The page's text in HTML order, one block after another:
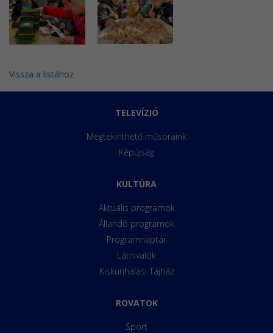
Vissza a listához
TELEVÍZIÓ
Megtekinthető műsoraink
Képújság
KULTÚRA
Aktuális programok
Állandó programok
Programnaptár
Látnivalók
Kiskunhalasi Tájház
ROVATOK
Sport